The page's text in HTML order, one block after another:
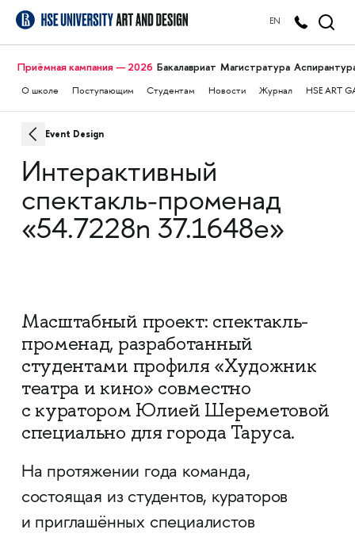
EN
Приёмная кампания — 2026 Бакалавриат Магистратура
О школе Поступающим Студентам Новости Журнал HSE ART
Event Design
Интерактивный
спектакль-променад
«54.7228n 37.1648e»
Масштабный проект: спектакль-
променад, разработанный
студентами профиля «Художник
театра и кино» совместно
с куратором Юлией Шереметовой
специально для города Таруса.
На протяжении года команда,
состоящая из студентов, кураторов
и приглашённых специалистов